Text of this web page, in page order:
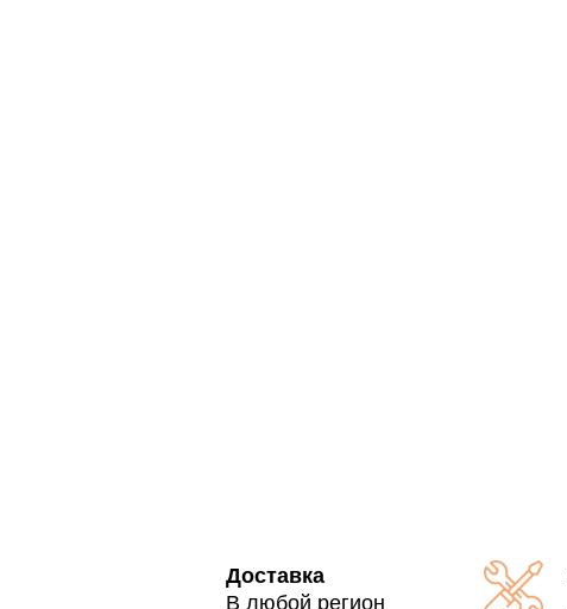
Доставка
В любой регион